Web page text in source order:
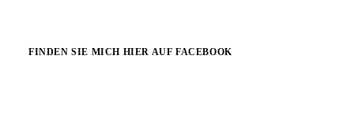
FINDEN SIE MICH HIER AUF FACEBOOK